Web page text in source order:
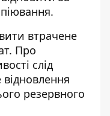
втрачене
Про
слід
резервного